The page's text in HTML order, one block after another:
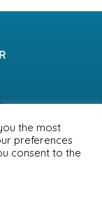
MENTIONS LÉGALES
the most
preferences
consent to the